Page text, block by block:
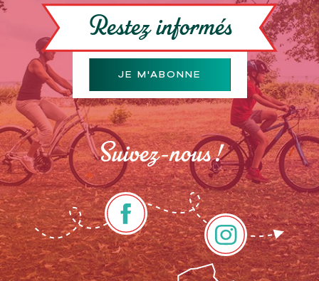
Restez informés
JE M'ABONNE
Suivez-nous !